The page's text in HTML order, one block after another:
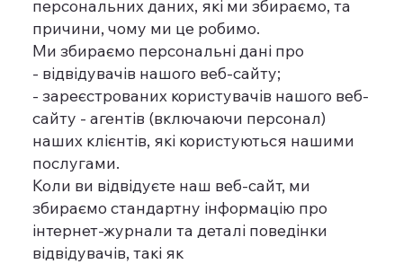
персональних даних, які ми збираємо, та
причини, чому ми це робимо.
Ми збираємо персональні дані про
- відвідувачів нашого веб-сайту;
- зареєстрованих користувачів нашого веб-
сайту - агентів (включаючи персонал)
наших клієнтів, які користуються нашими
послугами.
Коли ви відвідуєте наш веб-сайт, ми
збираємо стандартну інформацію про
інтернет-журнали та деталі поведінки
відвідувачів, такі як